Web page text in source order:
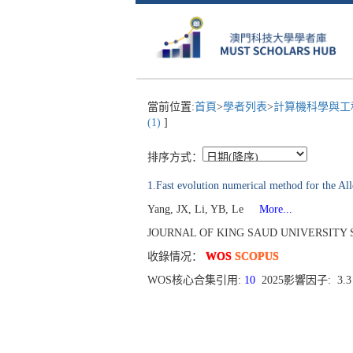
當前位置:首頁>學者列表>計算機科學與
(1) ]
排序方式：
1.Fast evolution numerical method for the
Yang, JX, Li, YB, Le
More...
JOURNAL OF KING SAUD UNIVERSITY
收錄情况： WOS SCOPUS
WOS核心合集引用: 10 2025影響因子: